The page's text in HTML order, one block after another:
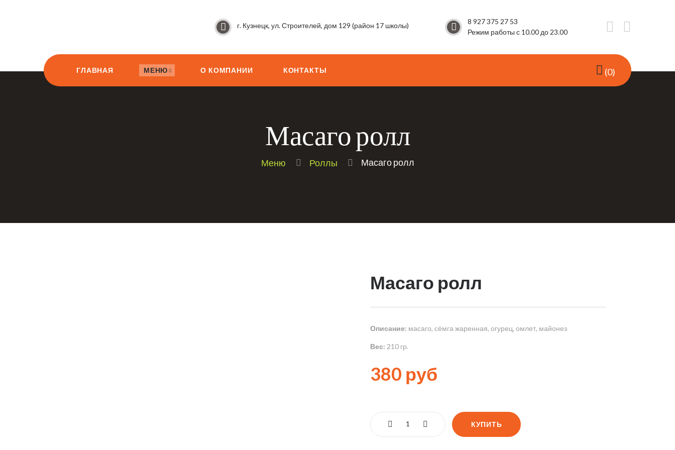
г. Кузнецк, ул. Строителей, дом 129 (район 17 школы)
8 927 375 27 53
Режим работы с 10.00 до 23.00
0
ГЛАВНАЯ МЕНЮ О КОМПАНИИ КОНТАКТЫ
Масаго ролл
Меню Роллы Масаго ролл
Масаго ролл
Описание: масаго, сёмга жаренная, огурец, омлет, майонез
Вес: 210 гр.
380 руб
КУПИТЬ